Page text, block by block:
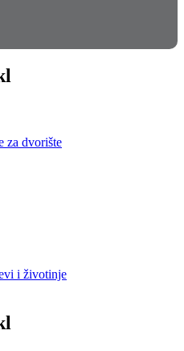
za dvorište
i životinje